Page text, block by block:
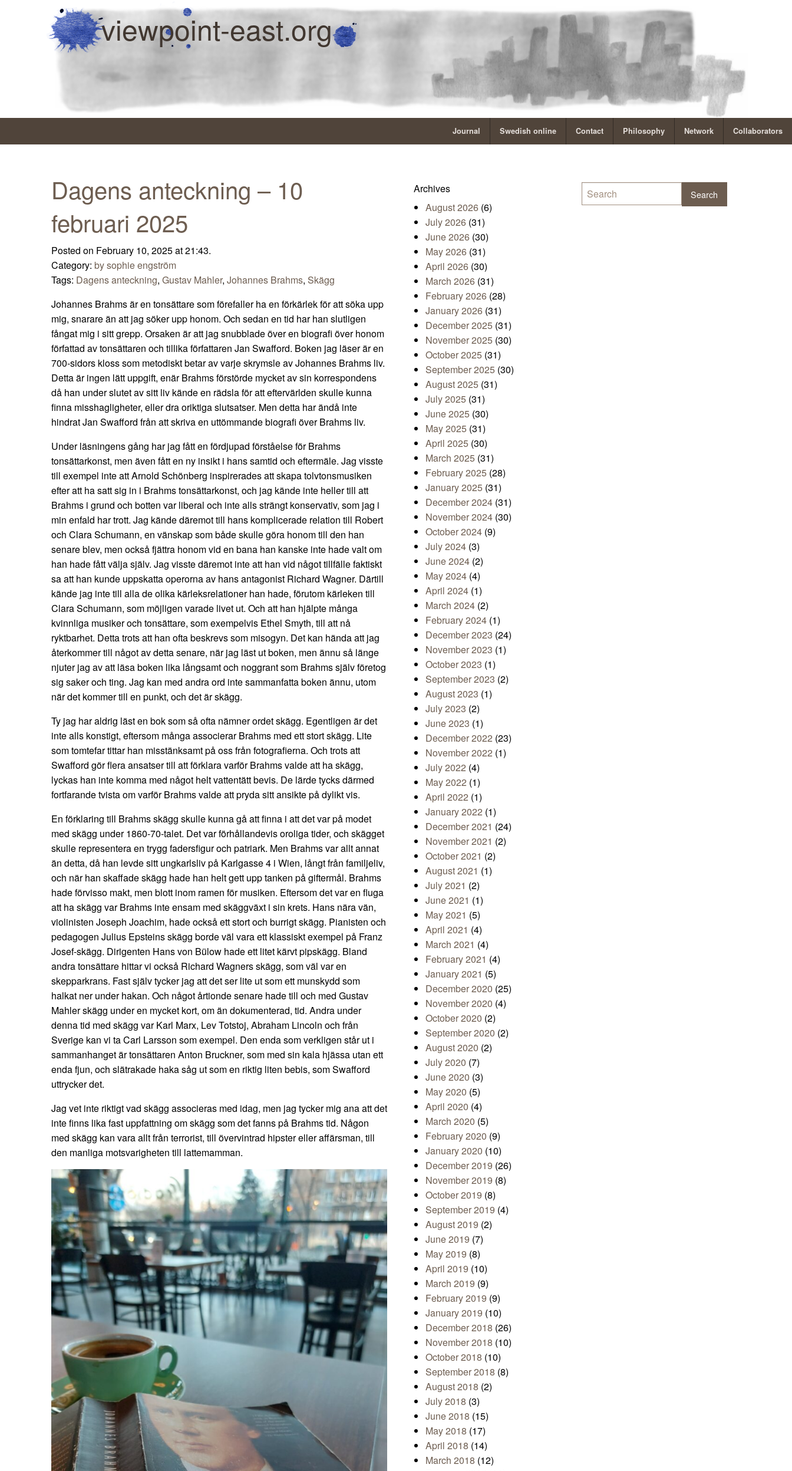
viewpoint-east.org
Journal Swedish online Contact Philosophy Network Collaborators
Dagens anteckning – 10
februari 2025
Posted on February 10, 2025 at 21:43.
Category: by sophie engström
Tags: Dagens anteckning, Gustav Mahler, Johannes Brahms, Skägg
Johannes Brahms är en tonsättare som förefaller ha en förkärlek för att söka upp
mig, snarare än att jag söker upp honom. Och sedan en tid har han slutligen
fångat mig i sitt grepp. Orsaken är att jag snubblade över en biografi över honom
författad av tonsättaren och tillika författaren Jan Swafford. Boken jag läser är en
700-sidors kloss som metodiskt betar av varje skrymsle av Johannes Brahms liv.
Detta är ingen lätt uppgift, enär Brahms förstörde mycket av sin korrespondens
då han under slutet av sitt liv kände en rädsla för att eftervärlden skulle kunna
finna misshagligheter, eller dra oriktiga slutsatser. Men detta har ändå inte
hindrat Jan Swafford från att skriva en uttömmande biografi över Brahms liv.
Under läsningens gång har jag fått en fördjupad förståelse för Brahms
tonsättarkonst, men även fått en ny insikt i hans samtid och eftermäle. Jag visste
till exempel inte att Arnold Schönberg inspirerades att skapa tolvtonsmusiken
efter att ha satt sig in i Brahms tonsättarkonst, och jag kände inte heller till att
Brahms i grund och botten var liberal och inte alls strängt konservativ, som jag i
min enfald har trott. Jag kände däremot till hans komplicerade relation till Robert
och Clara Schumann, en vänskap som både skulle göra honom till den han
senare blev, men också fjättra honom vid en bana han kanske inte hade valt om
han hade fått välja själv. Jag visste däremot inte att han vid något tillfälle faktiskt
sa att han kunde uppskatta operorna av hans antagonist Richard Wagner. Därtill
kände jag inte till alla de olika kärleksrelationer han hade, förutom kärleken till
Clara Schumann, som möjligen varade livet ut. Och att han hjälpte många
kvinnliga musiker och tonsättare, som exempelvis Ethel Smyth, till att nå
ryktbarhet. Detta trots att han ofta beskrevs som misogyn. Det kan hända att jag
återkommer till något av detta senare, när jag läst ut boken, men ännu så länge
njuter jag av att läsa boken lika långsamt och noggrant som Brahms själv företog
sig saker och ting. Jag kan med andra ord inte sammanfatta boken ännu, utom
när det kommer till en punkt, och det är skägg.
Ty jag har aldrig läst en bok som så ofta nämner ordet skägg. Egentligen är det
inte alls konstigt, eftersom många associerar Brahms med ett stort skägg. Lite
som tomtefar tittar han misstänksamt på oss från fotografierna. Och trots att
Swafford gör flera ansatser till att förklara varför Brahms valde att ha skägg,
lyckas han inte komma med något helt vattentätt bevis. De lärde tycks därmed
fortfarande tvista om varför Brahms valde att pryda sitt ansikte på dylikt vis.
En förklaring till Brahms skägg skulle kunna gå att finna i att det var på modet
med skägg under 1860-70-talet. Det var förhållandevis oroliga tider, och skägget
skulle representera en trygg fadersfigur och patriark. Men Brahms var allt annat
än detta, då han levde sitt ungkarlsliv på Karlgasse 4 i Wien, långt från familjeliv,
och när han skaffade skägg hade han helt gett upp tanken på giftermål. Brahms
hade förvisso makt, men blott inom ramen för musiken. Eftersom det var en fluga
att ha skägg var Brahms inte ensam med skäggväxt i sin krets. Hans nära vän,
violinisten Joseph Joachim, hade också ett stort och burrigt skägg. Pianisten och
pedagogen Julius Epsteins skägg borde väl vara ett klassiskt exempel på Franz
Josef-skägg. Dirigenten Hans von Bülow hade ett litet kärvt pipskägg. Bland
andra tonsättare hittar vi också Richard Wagners skägg, som väl var en
skepparkrans. Fast själv tycker jag att det ser lite ut som ett munskydd som
halkat ner under hakan. Och något årtionde senare hade till och med Gustav
Mahler skägg under en mycket kort, om än dokumenterad, tid. Andra under
denna tid med skägg var Karl Marx, Lev Totstoj, Abraham Lincoln och från
Sverige kan vi ta Carl Larsson som exempel. Den enda som verkligen står ut i
sammanhanget är tonsättaren Anton Bruckner, som med sin kala hjässa utan ett
enda fjun, och slätrakade haka såg ut som en riktig liten bebis, som Swafford
uttrycker det.
Jag vet inte riktigt vad skägg associeras med idag, men jag tycker mig ana att det
inte finns lika fast uppfattning om skägg som det fanns på Brahms tid. Någon
med skägg kan vara allt från terrorist, till övervintrad hipster eller affärsman, till
den manliga motsvarigheten till lattemamman.
Archives
August 2026 (6)
July 2026 (31)
June 2026 (30)
May 2026 (31)
April 2026 (30)
March 2026 (31)
February 2026 (28)
January 2026 (31)
December 2025 (31)
November 2025 (30)
October 2025 (31)
September 2025 (30)
August 2025 (31)
July 2025 (31)
June 2025 (30)
May 2025 (31)
April 2025 (30)
March 2025 (31)
February 2025 (28)
January 2025 (31)
December 2024 (31)
November 2024 (30)
October 2024 (9)
July 2024 (3)
June 2024 (2)
May 2024 (4)
April 2024 (1)
March 2024 (2)
February 2024 (1)
December 2023 (24)
November 2023 (1)
October 2023 (1)
September 2023 (2)
August 2023 (1)
July 2023 (2)
June 2023 (1)
December 2022 (23)
November 2022 (1)
July 2022 (4)
May 2022 (1)
April 2022 (1)
January 2022 (1)
December 2021 (24)
November 2021 (2)
October 2021 (2)
August 2021 (1)
July 2021 (2)
June 2021 (1)
May 2021 (5)
April 2021 (4)
March 2021 (4)
February 2021 (4)
January 2021 (5)
December 2020 (25)
November 2020 (4)
October 2020 (2)
September 2020 (2)
August 2020 (2)
July 2020 (7)
June 2020 (3)
May 2020 (5)
April 2020 (4)
March 2020 (5)
February 2020 (9)
January 2020 (10)
December 2019 (26)
November 2019 (8)
October 2019 (8)
September 2019 (4)
August 2019 (2)
June 2019 (7)
May 2019 (8)
April 2019 (10)
March 2019 (9)
February 2019 (9)
January 2019 (10)
December 2018 (26)
November 2018 (10)
October 2018 (10)
September 2018 (8)
August 2018 (2)
July 2018 (3)
June 2018 (15)
May 2018 (17)
April 2018 (14)
March 2018 (12)